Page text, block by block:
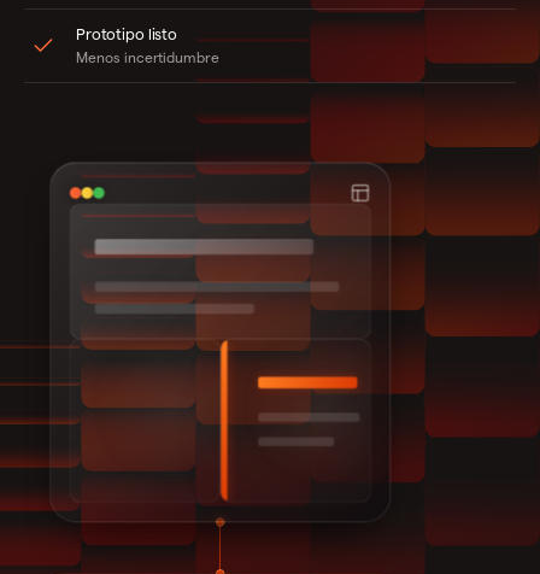
Prototipo listo
Menos incertidumbre